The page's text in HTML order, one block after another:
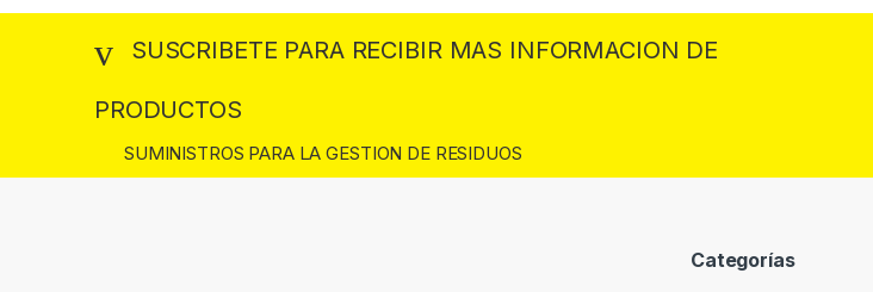
SUSCRIBETE PARA RECIBIR MAS INFORMACION DE
PRODUCTOS
SUMINISTROS PARA LA GESTION DE RESIDUOS
Categorías